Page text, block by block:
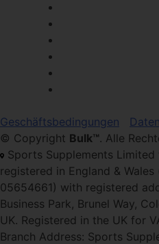
Geschäftsbedingungen
© Copyright Bulk™. Alle
Sports Supplements
registered in England &
05654661) with registered
Business Park, Brunel Way,
UK. Registered in the UK for
Branch Address: Sports